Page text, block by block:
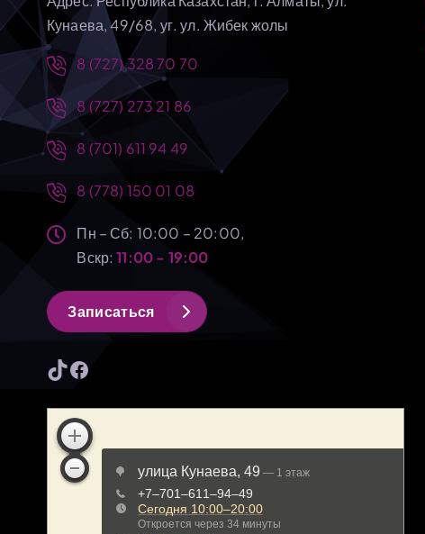
Кунаева, 49/68, уг. ул. Жибек жолы
8 (727) 328 70 70
8 (727) 273 21 86
8 (701) 611 94 49
8 (778) 150 01 08
Пн – Сб: 10:00 – 20:00,
Вскр:11:00 - 19:00
Записаться
TikTok Facebook